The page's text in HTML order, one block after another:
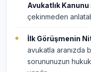
Avukatlık Kanunu
çekinmeden
İlk Görüşmenin
avukatla aranızda
sorununuzun